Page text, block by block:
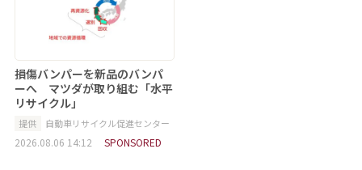
損傷バンパーを新品のバンパ
ーへ マツダが取り組む「水平
リサイクル」
提供 自動車リサイクル促進センター
2026.08.06 14:12 SPONSORED